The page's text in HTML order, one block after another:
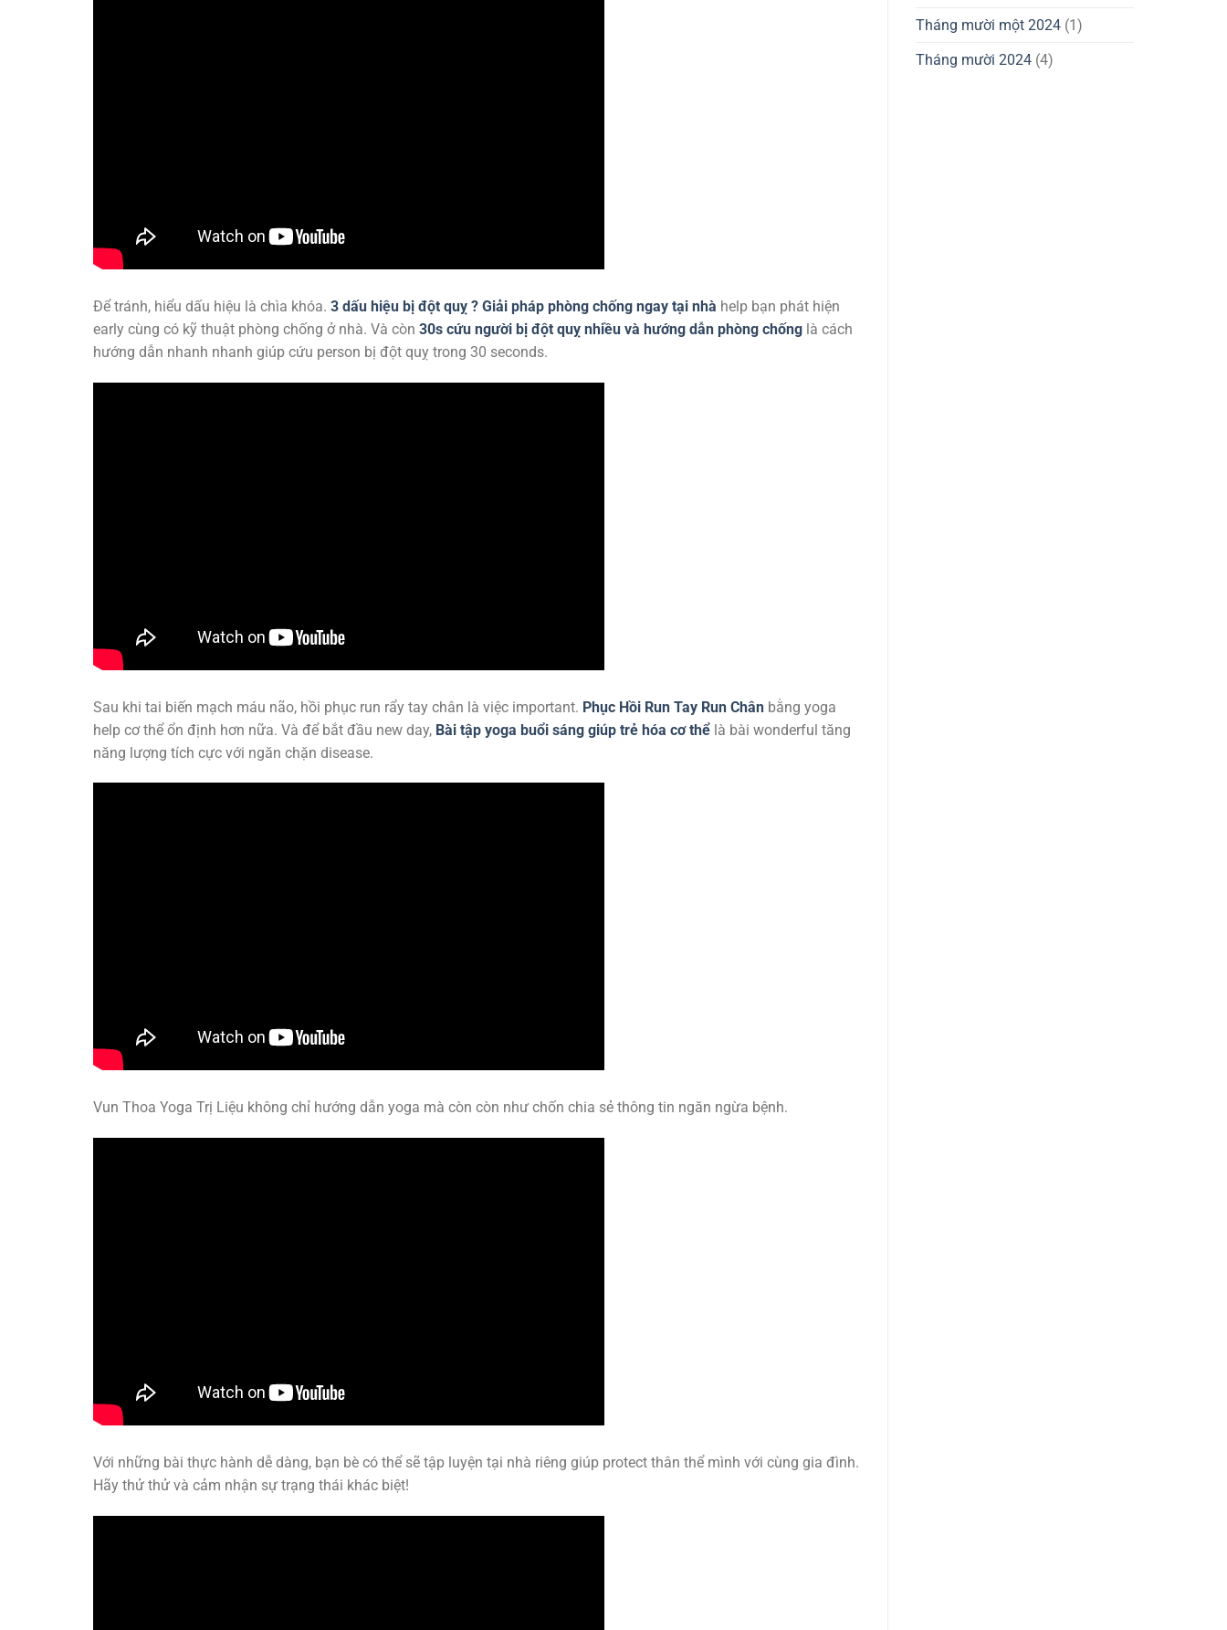
Để tránh, hiểu dấu hiệu là chìa khóa. 3 dấu hiệu bị đột quỵ ? Giải pháp phòng chống ngay tại nhà help bạn phát hiện
early cùng có kỹ thuật phòng chống ở nhà. Và còn 30s cứu người bị đột quỵ nhiều và hướng dẫn phòng chống là cách
hướng dẫn nhanh nhanh giúp cứu person bị đột quỵ trong 30 seconds.
Sau khi tai biến mạch máu não, hồi phục run rẩy tay chân là việc important. Phục Hồi Run Tay Run Chân bằng yoga
help cơ thể ổn định hơn nữa. Và để bắt đầu new day, Bài tập yoga buổi sáng giúp trẻ hóa cơ thể là bài wonderful tăng
năng lượng tích cực với ngăn chặn disease.
Vun Thoa Yoga Trị Liệu không chỉ hướng dẫn yoga mà còn còn như chốn chia sẻ thông tin ngăn ngừa bệnh.
Với những bài thực hành dễ dàng, bạn bè có thể sẽ tập luyện tại nhà riêng giúp protect thân thể mình với cùng gia đình.
Hãy thử thử và cảm nhận sự trạng thái khác biệt!
Tháng mười một 2024 (1)
Tháng mười 2024 (4)